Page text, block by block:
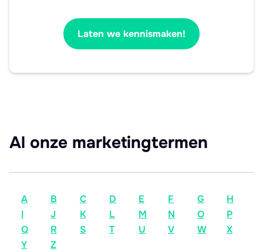
Laten we kennismaken!
Al onze marketingtermen
A B C D E F G
H
I
J K L M N O
P
Q
R S T U V W
X
Y
Z